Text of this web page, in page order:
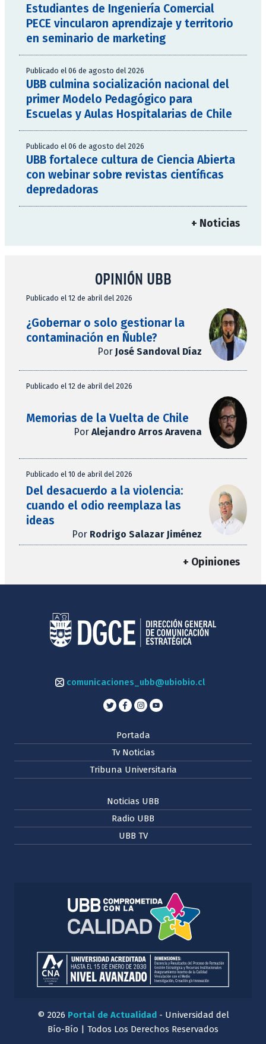
Estudiantes de Ingeniería Comercial
PECE vincularon aprendizaje y territorio
en seminario de marketing
Publicado el 06 de agosto del 2026
UBB culmina socialización nacional del
primer Modelo Pedagógico para
Escuelas y Aulas Hospitalarias de Chile
Publicado el 06 de agosto del 2026
UBB fortalece cultura de Ciencia Abierta
con webinar sobre revistas científicas
depredadoras
+ Noticias
OPINIÓN UBB
Publicado el 12 de abril del 2026
¿Gobernar o solo gestionar la
contaminación en Ñuble?
Por José Sandoval Díaz
Publicado el 12 de abril del 2026
Memorias de la Vuelta de Chile
Por Alejandro Arros Aravena
Publicado el 10 de abril del 2026
Del desacuerdo a la violencia:
cuando el odio reemplaza las
ideas
Por Rodrigo Salazar Jiménez
+ Opiniones
comunicaciones_ubb@ubiobio.cl
Portada
Tv Noticias
Tribuna Universitaria
Noticias UBB
Radio UBB
UBB TV
© 2026 Portal de Actualidad- Universidad del
Bío-Bío | Todos Los Derechos Reservados